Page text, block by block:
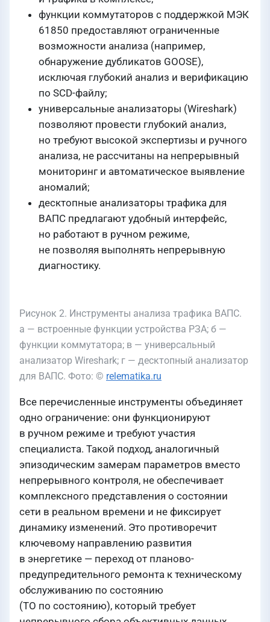
функции коммутаторов с поддержкой МЭК
61850 предоставляют ограниченные
возможности анализа (например,
обнаружение дубликатов GOOSE),
исключая глубокий анализ и верификацию
по SCD-файлу;
универсальные анализаторы (Wireshark)
позволяют провести глубокий анализ,
но требуют высокой экспертизы и ручного
анализа, не рассчитаны на непрерывный
мониторинг и автоматическое выявление
аномалий;
десктопные анализаторы трафика для
ВАПС предлагают удобный интерфейс,
но работают в ручном режиме,
не позволяя выполнять непрерывную
диагностику.
Рисунок 2. Инструменты анализа трафика ВАПС.
а — встроенные функции устройства РЗА; б —
функции коммутатора; в — универсальный
анализатор Wireshark; г — десктопный анализатор
для ВАПС. Фото: © relematika.ru
Все перечисленные инструменты объединяет
одно ограничение: они функционируют
в ручном режиме и требуют участия
специалиста. Такой подход, аналогичный
эпизодическим замерам параметров вместо
непрерывного контроля, не обеспечивает
комплексного представления о состоянии
сети в реальном времени и не фиксирует
динамику изменений. Это противоречит
ключевому направлению развития
в энергетике — переход от планово-
предупредительного ремонта к техническому
обслуживанию по состоянию
(ТО по состоянию), который требует